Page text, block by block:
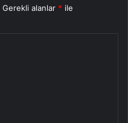
Gerekli alanlar * ile